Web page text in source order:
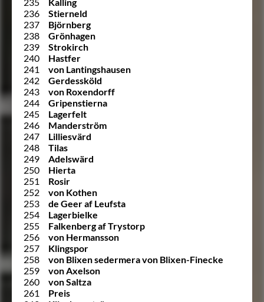
236
Stierneld
237
Björnberg
238
Grönhagen
239
Strokirch
240
Hastfer
241
von Lantingshausen
242
Gerdessköld
243
von Roxendorff
244
Gripenstierna
245
Lagerfelt
246
Manderström
247
Lilliesvärd
248
Tilas
249
Adelswärd
250
Hierta
251
Rosir
252
von Kothen
253
de Geer af Leufsta
254
Lagerbielke
255
Falkenberg af Trystorp
256
von Hermansson
257
Klingspor
258
von Blixen sedermera von Blixen-Finecke
259
von Axelson
260
von Saltza
261
Preis